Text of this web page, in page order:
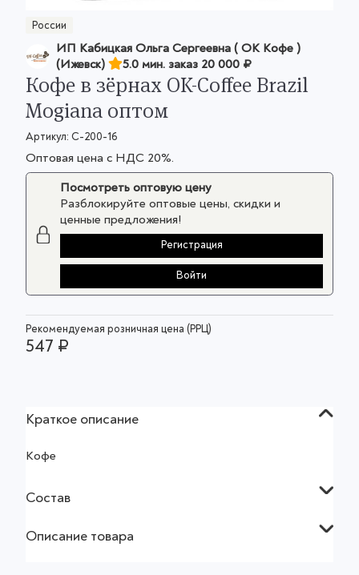
России
ИП Кабицкая Ольга Сергеевна ( ОК Кофе )
(Ижевск)
5.0 мин. заказ 20 000 ₽
Кофе в зёрнах OK-Coffee Brazil
Mogiana оптом
Артикул: C-200-16
Оптовая цена с НДС 20%.
Посмотреть оптовую цену
Разблокируйте оптовые цены, скидки и
ценные предложения!
Регистрация
Войти
Рекомендуемая розничная цена (РРЦ)
547 ₽
Краткое описание
Кофе
Состав
Описание товара